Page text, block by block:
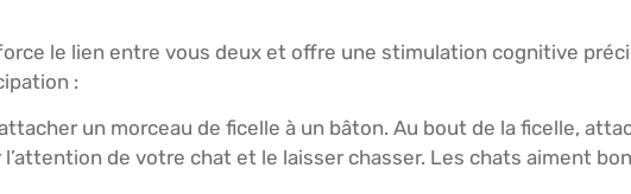
le lien entre vous deux et offre une stimulation cognitive
:
un morceau de ficelle à un bâton. Au bout de la ficelle,
de votre chat et le laisser chasser. Les chats aiment